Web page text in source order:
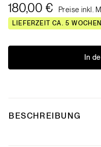
180,00 € Preise inkl.
LIEFERZEIT CA. 5 WOCHEN
In
BESCHREIBUNG